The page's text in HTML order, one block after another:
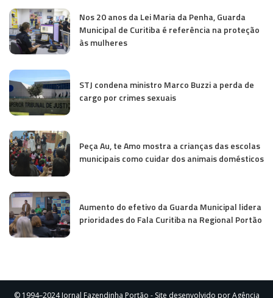
Nos 20 anos da Lei Maria da Penha, Guarda
Municipal de Curitiba é referência na proteção
às mulheres
STJ condena ministro Marco Buzzi a perda de
cargo por crimes sexuais
Peça Au, te Amo mostra a crianças das escolas
municipais como cuidar dos animais domésticos
Aumento do efetivo da Guarda Municipal lidera
prioridades do Fala Curitiba na Regional Portão
© 1994–2024 Jornal Fazendinha Portão - Site desenvolvido por Agência